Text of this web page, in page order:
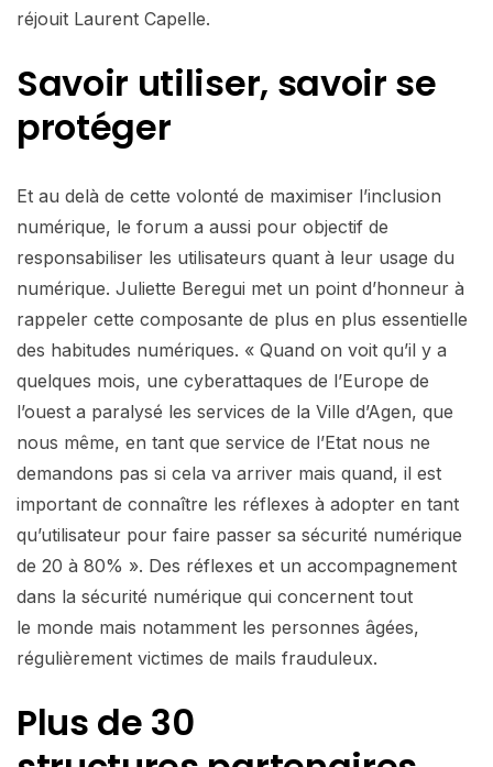
réjouit Laurent Capelle.
Savoir utiliser, savoir se
protéger
Et au delà de cette volonté de maximiser l’inclusion
numérique, le forum a aussi pour objectif de
responsabiliser les utilisateurs quant à leur usage du
numérique. Juliette Beregui met un point d’honneur à
rappeler cette composante de plus en plus essentielle
des habitudes numériques. « Quand on voit qu’il y a
quelques mois, une cyberattaques de l’Europe de
l’ouest a paralysé les services de la Ville d’Agen, que
nous même, en tant que service de l’Etat nous ne
demandons pas si cela va arriver mais quand, il est
important de connaître les réflexes à adopter en tant
qu’utilisateur pour faire passer sa sécurité numérique
de 20 à 80% ». Des réflexes et un accompagnement
dans la sécurité numérique qui concernent tout
le monde mais notamment les personnes âgées,
régulièrement victimes de mails frauduleux.
Plus de 30